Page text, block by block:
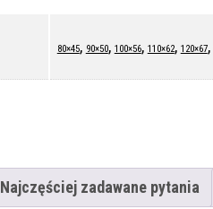
80×45, 90×50, 100×56, 110×62, 120×67,
Najczęściej zadawane pytania